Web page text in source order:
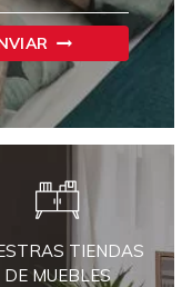
TIENDAS
DE MUEBLES